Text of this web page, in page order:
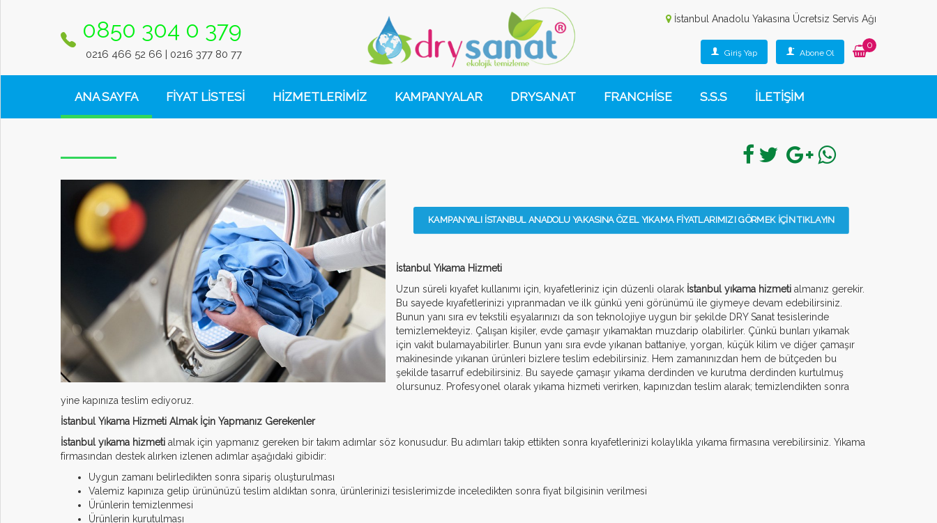
LİSTESİ
HİZMETLERİMİZ
KAMPANYALAR
DRYSANAT
İLETİŞİM
0850 304 0 379
0216 466 52 66 | 0216 377 80 77
İstanbul Anadolu Yakasına Ücretsiz Servis Ağı
Giriş Yap Abone Ol
0
ANA SAYFA FİYAT LİSTESİ HİZMETLERİMİZ KAMPANYALAR DRYSANAT FRANCHİSE S.S.S İLETİŞİM
KAMPANYALI İSTANBUL ANADOLU YAKASINA ÖZEL YIKAMA FİYATLARIMIZI GÖRMEK İÇİN TIKLAYIN
İstanbul Yıkama Hizmeti
Uzun süreli kıyafet kullanımı için, kıyafetleriniz için düzenli olarak İstanbul yıkama hizmeti almanız gerekir.
Bu sayede kıyafetlerinizi yıpranmadan ve ilk günkü yeni görünümü ile giymeye devam edebilirsiniz.
Bunun yanı sıra ev tekstili eşyalarınızı da son teknolojiye uygun bir şekilde DRY Sanat tesislerinde
temizlemekteyiz. Çalışan kişiler, evde çamaşır yıkamaktan muzdarip olabilirler. Çünkü bunları yıkamak
için vakit bulamayabilirler. Bunun yanı sıra evde yıkanan battaniye, yorgan, küçük kilim ve diğer çamaşır
makinesinde yıkanan ürünleri bizlere teslim edebilirsiniz. Hem zamanınızdan hem de bütçeden bu
şekilde tasarruf edebilirsiniz. Bu sayede çamaşır yıkama derdinden ve kurutma derdinden kurtulmuş
olursunuz. Profesyonel olarak yıkama hizmeti verirken, kapınızdan teslim alarak; temizlendikten sonra
yine kapınıza teslim ediyoruz.
İstanbul Yıkama Hizmeti Almak İçin Yapmanız Gerekenler
İstanbul yıkama hizmeti almak için yapmanız gereken bir takım adımlar söz konusudur. Bu adımları takip ettikten sonra kıyafetlerinizi kolaylıkla yıkama firmasına verebilirsiniz. Yıkama
firmasından destek alırken izlenen adımlar aşağıdaki gibidir:
Uygun zamanı belirledikten sonra sipariş oluşturulması
Valemiz kapınıza gelip ürününüzü teslim aldıktan sonra, ürünlerinizi tesislerimizde inceledikten sonra fiyat bilgisinin verilmesi
Ürünlerin temizlenmesi
Ürünlerin kurutulması